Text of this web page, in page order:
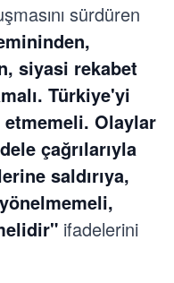
sürdüren
siyasi rekabet
Türkiye'yi
etmemeli. Olaylar
çağrılarıyla
saldırıya,
ifadelerini